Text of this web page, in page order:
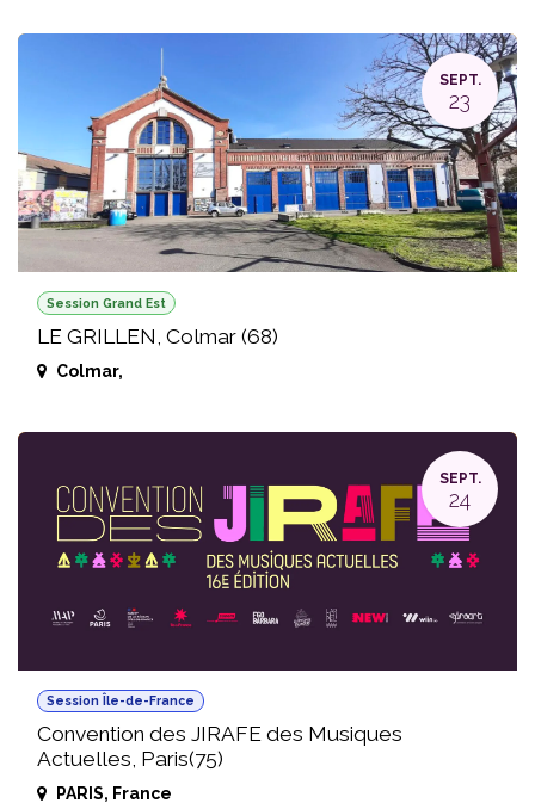
SEPT.
23
Session Grand Est
LE GRILLEN, Colmar (68)
Colmar,
SEPT.
24
Session Île-de-France
Convention des JIRAFE des Musiques
Actuelles, Paris(75)
PARIS, France